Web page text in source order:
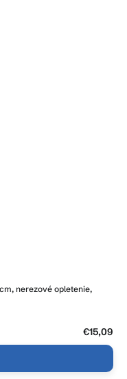
nerezové opletenie,
€15,09